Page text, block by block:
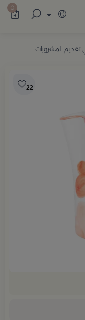
القهوة 0
تقديم المشروبات
22